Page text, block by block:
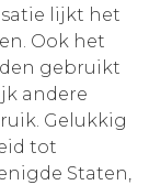
lijkt het
Ook het
gebruikt
andere
Gelukkig
tot
Staten,